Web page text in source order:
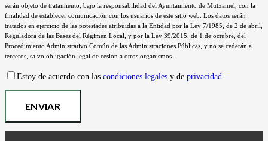
serán objeto de tratamiento, bajo la responsabilidad del Ayuntamiento de Mutxamel, con la
finalidad de establecer comunicación con los usuarios de este sitio web. Los datos serán
tratados en ejercicio de las potestades atribuidas a la Entidad por la Ley 7/1985, de 2 de abril,
Reguladora de las Bases del Régimen Local, y por la Ley 39/2015, de 1 de octubre, del
Procedimiento Administrativo Común de las Administraciones Públicas, y no se cederán a
terceros, salvo obligación legal de cesión a otros organismos.
Estoy de acuerdo con las condiciones legales y de privacidad.